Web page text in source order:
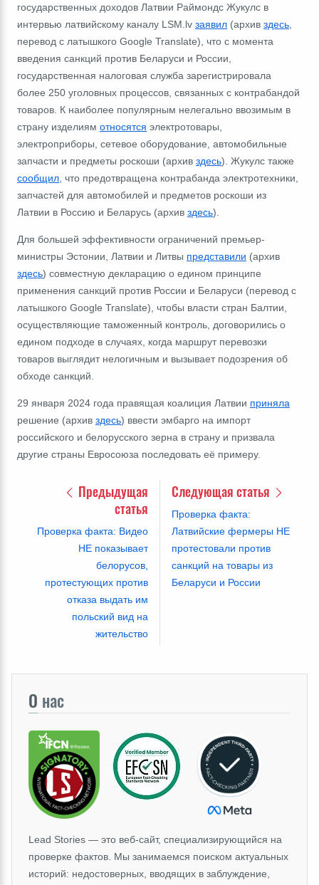
государственных доходов Латвии Раймондс Жукулс в
интервью латвийскому каналу LSM.lv заявил (архив здесь
перевод c латышкого Google Translate), что с момента
введения санкций против Беларуси и России,
государственная налоговая служба зарегистрировала
более 250 уголовных процессов, связанных с контрабандой
товаров. К наиболее популярным нелегально ввозимым в
страну изделиям относятся электротовары,
электроприборы, сетевое оборудование, автомобильные
запчасти и предметы роскоши (архив здесь). Жукулс также
сообщил , что предотвращена контрабанда электротехники,
запчастей для автомобилей и предметов роскоши из
Латвии в Россию и Беларусь (архив здесь).
Для большей эффективности ограничений премьер-
министры Эстонии, Латвии и Литвы представили (архив
здесь) совместную декларацию о едином принципе
применения санкций против России и Беларуси (перевод c
латышкого Google Translate), чтобы власти стран Балтии,
осуществляющие таможенный контроль, договорились о
едином подходе в случаях, когда маршрут перевозки
товаров выглядит нелогичным и вызывает подозрения об
обходе санкций.
29 января 2024 года правящая коалиция Латвии приняла
решение (архив здесь) ввести эмбарго на импорт
российского и белорусского зерна в страну и призвала
другие страны Евросоюза последовать её примеру.
Предыдущая
статья
Проверка факта: Видео
НЕ показывает
белорусов,
протестующих против
отказа выдать им
польский вид на
жительство
Следующая статья
Проверка факта:
Латвийские фермеры НЕ
протестовали против
санкций на товары из
Беларуси и Роcсии
О нас
Lead Stories — это веб-сайт, специализирующийся на
проверке фактов. Мы занимаемся поиском актуальных
историй: недостоверных, вводящих в заблуждение,